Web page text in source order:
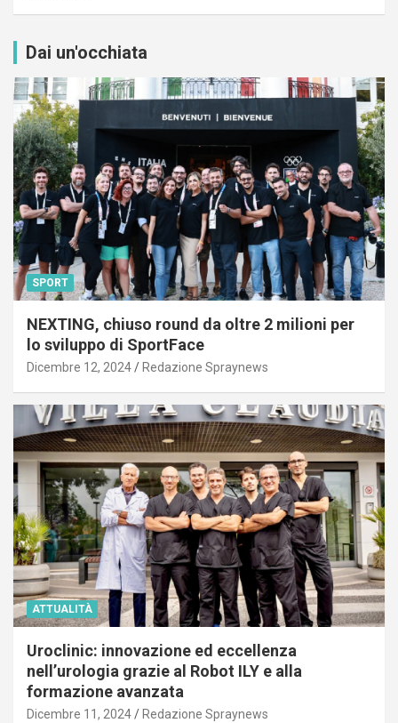
Dai un'occhiata
SPORT
NEXTING, chiuso round da oltre 2 milioni per
lo sviluppo di SportFace
Dicembre 12, 2024 Redazione Spraynews
ATTUALITÀ
Uroclinic: innovazione ed eccellenza
nell’urologia grazie al Robot ILY e alla
formazione avanzata
Dicembre 11, 2024 Redazione Spraynews